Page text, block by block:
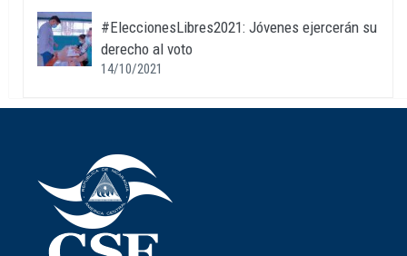
#EleccionesLibres2021: Jóvenes ejercerán su
derecho al voto
14/10/2021